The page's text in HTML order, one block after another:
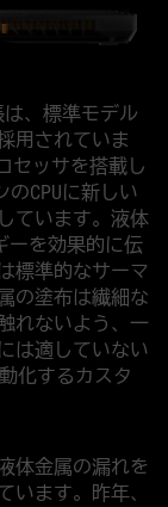
は、標準モデル
用されていま
セッサを搭載し
のCPUに新しい
ています。液体
ーを効果的に伝
標準的なサーマ
の塗布は繊細な
れないよう、一
は適していない
化するカスタ
体金属の漏れを
います。昨年、